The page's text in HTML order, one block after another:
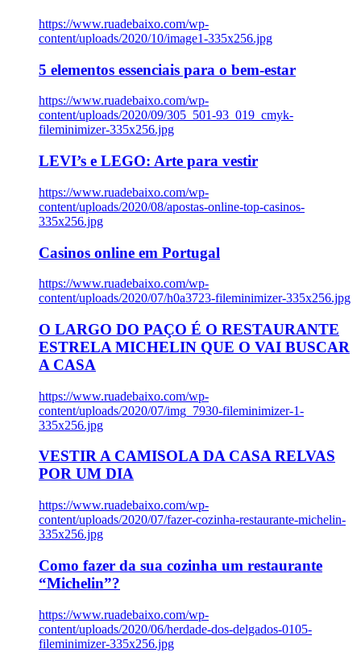
https://www.ruadebaixo.com/wp-
content/uploads/2020/10/image1-335x256.jpg
5 elementos essenciais para o bem-estar
https://www.ruadebaixo.com/wp-
content/uploads/2020/09/305_501-93_019_cmyk-
fileminimizer-335x256.jpg
LEVI’s e LEGO: Arte para vestir
https://www.ruadebaixo.com/wp-
content/uploads/2020/08/apostas-online-top-casinos-
335x256.jpg
Casinos online em Portugal
https://www.ruadebaixo.com/wp-
content/uploads/2020/07/h0a3723-fileminimizer-335x256.jpg
O LARGO DO PAÇO É O RESTAURANTE
ESTRELA MICHELIN QUE O VAI BUSCAR
A CASA
https://www.ruadebaixo.com/wp-
content/uploads/2020/07/img_7930-fileminimizer-1-
335x256.jpg
VESTIR A CAMISOLA DA CASA RELVAS
POR UM DIA
https://www.ruadebaixo.com/wp-
content/uploads/2020/07/fazer-cozinha-restaurante-michelin-
335x256.jpg
Como fazer da sua cozinha um restaurante
“Michelin”?
https://www.ruadebaixo.com/wp-
content/uploads/2020/06/herdade-dos-delgados-0105-
fileminimizer-335x256.jpg